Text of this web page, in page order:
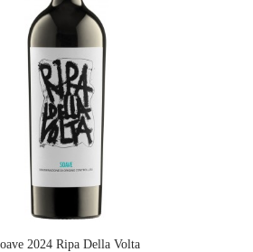
2024 Ripa Della Volta